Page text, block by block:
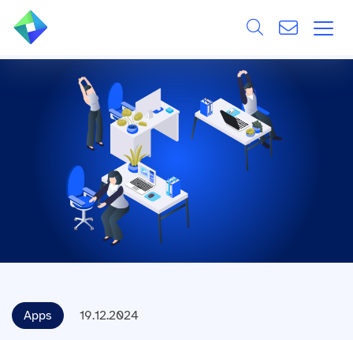
LEISTUNGEN
BRANCHEN
REFERENZEN
WISSEN & EVENTS
Apps 19.12.2024